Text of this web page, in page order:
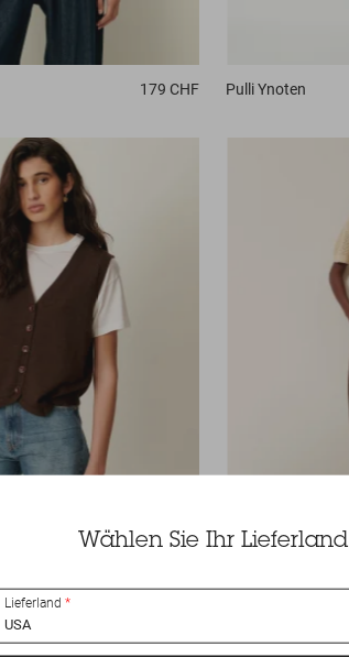
179 CHF PulliYnoten
169 CHF -50% 84.50 CHF
Wählen Sie Ihr Lieferland
Lieferland